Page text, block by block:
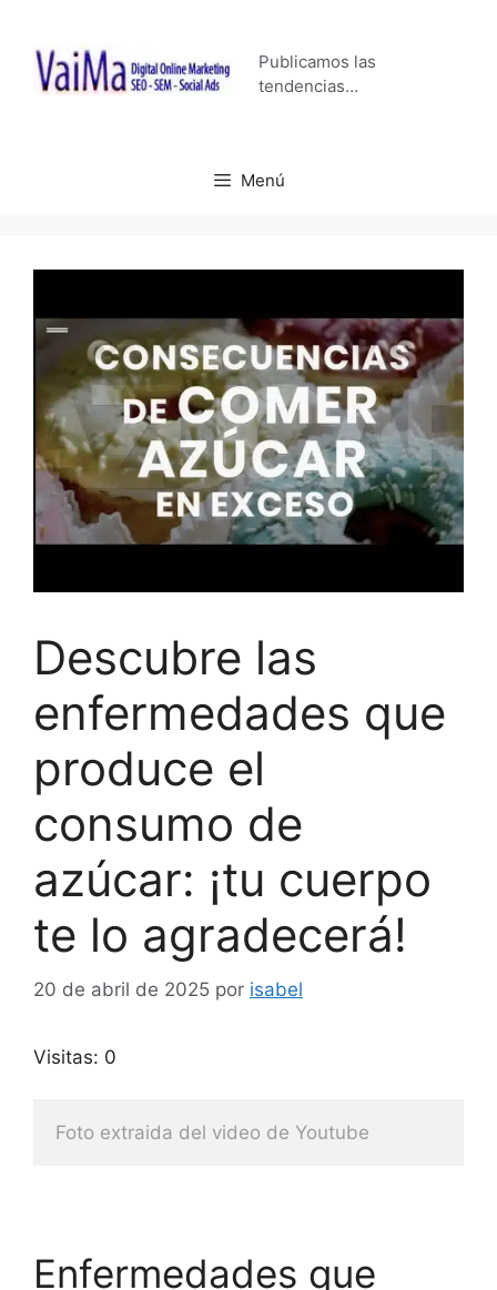
contenido
Publicamos las
tendencias…
Menú
Descubre las
enfermedades que
produce el
consumo de
azúcar: ¡tu cuerpo
te lo agradecerá!
20 de abril de 2025 por isabel
Visitas: 0
Foto extraida del video de Youtube
Enfermedades que